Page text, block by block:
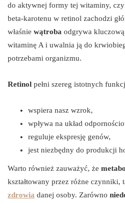
do aktywnej formy tej witaminy,
beta-karotenu w retinol zachodzi
właśnie wątroba odgrywa
witaminę A i uwalnia ją do
potrzebami organizmu.
Retinol pełni szereg istotnych
wspiera nasz wzrok,
wpływa na układ
reguluje ekspresję genów,
jest niezbędny do produkcji
Warto również zauważyć, że
kształtowany przez różne czynniki,
zdrowia danej osoby. Zarówno